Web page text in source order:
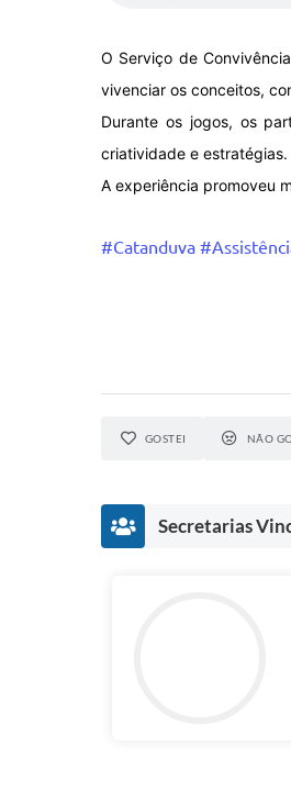
O Serviço de
vivenciar os conceitos,
Durante os jogos, os
criatividade e estratégias.
A experiência promoveu
#Catanduva
GOSTEI NÃO
Secretarias